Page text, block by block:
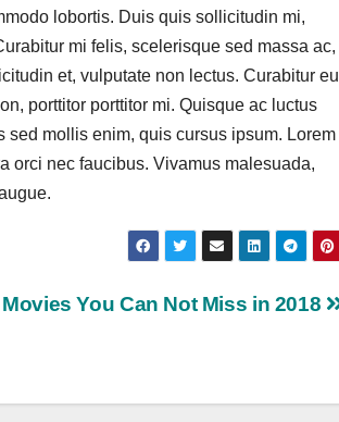
lobortis. Duis quis sollicitudin mi,
mi felis, scelerisque sed massa ac,
et, vulputate non lectus. Curabitur eu
porttitor porttitor mi. Quisque ac luctus
mollis enim, quis cursus ipsum. Lorem
orci nec faucibus. Vivamus malesuada,
You Can Not Miss in 2018